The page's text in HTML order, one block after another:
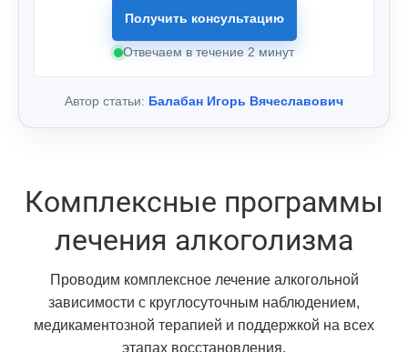
Получить консультацию
Отвечаем в течение 2 минут
Автор статьи: Балабан Игорь Вячеславович
Комплексные программы
лечения алкоголизма
Проводим комплексное лечение алкогольной
зависимости с круглосуточным наблюдением,
медикаментозной терапией и поддержкой на всех
этапах восстановления.